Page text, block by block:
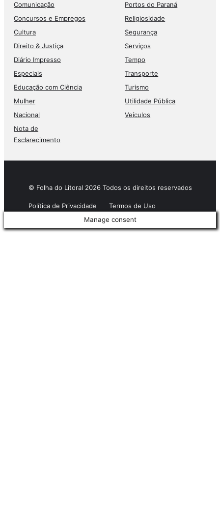
Comunicação
Concursos e Empregos
Cultura
Direito & Justiça
Diário Impresso
Especiais
Educação com Ciência
Mulher
Nacional
Nota de
Esclarecimento
Portos do Paraná
Religiosidade
Segurança
Serviços
Tempo
Transporte
Turismo
Utilidade Pública
Veículos
© Folha do Litoral 2026 Todos os direitos reservados
Política de Privacidade
Termos de Uso
Manage consent